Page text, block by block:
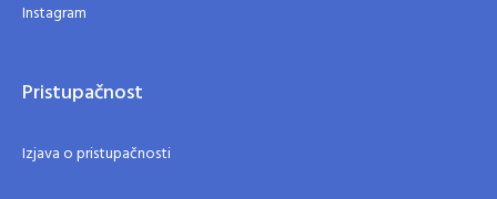
Instagram
Pristupačnost
Izjava o pristupačnosti